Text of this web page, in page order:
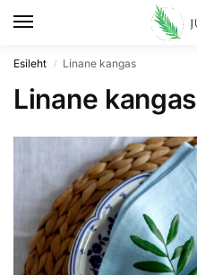
Esileht / Linane kangas
Linane kangas